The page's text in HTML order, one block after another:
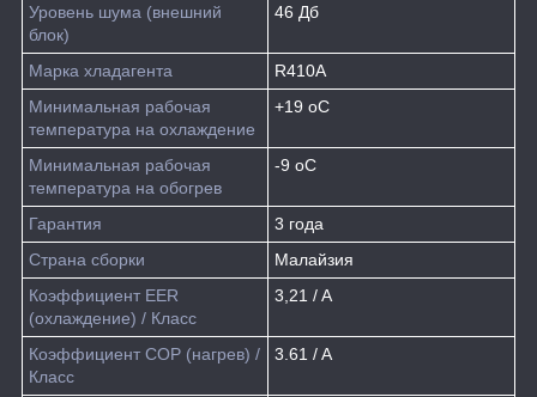
Уровень шума (внешний
блок)
46 Дб
Марка хладагента
R410A
Минимальная рабочая
температура на охлаждение
+19 oC
Минимальная рабочая
температура на обогрев
-9 oC
Гарантия
3 года
Страна сборки
Малайзия
Коэффициент EER
(охлаждение) / Класс
3,21 / A
Коэффициент COP (нагрев) /
Класс
3.61 / A